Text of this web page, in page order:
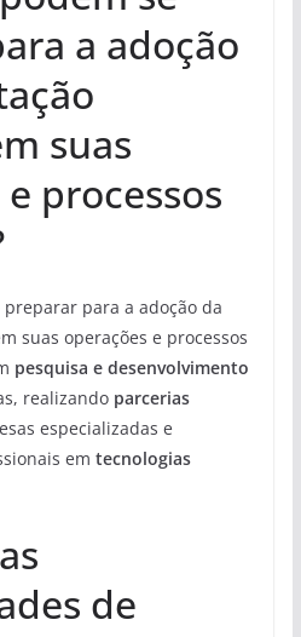
a adoção
suas
processos
para a adoção da
suas operações e processos
pesquisa e desenvolvimento
realizando parcerias
especializadas e
em tecnologias
de